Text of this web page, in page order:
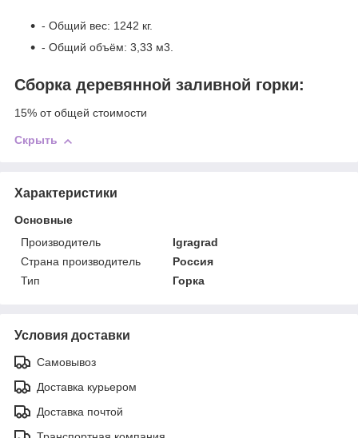
- Общий вес: 1242 кг.
- Общий объём: 3,33 м3.
Сборка деревянной заливной горки:
15% от общей стоимости
Скрыть
Характеристики
Основные
Производитель
Igragrad
Страна производитель
Россия
Тип
Горка
Условия доставки
Самовывоз
Доставка курьером
Доставка почтой